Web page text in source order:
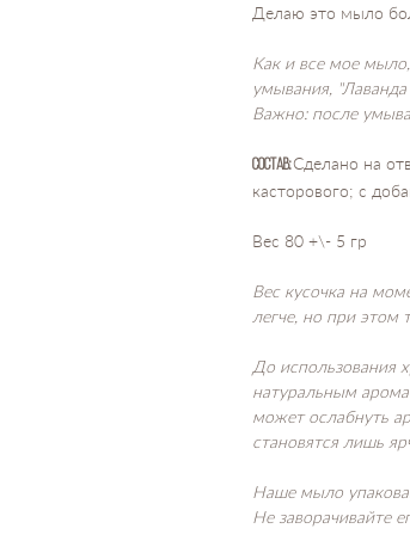
Делаю это мыло
Как и все мое
умывания,
Важно: после
Состав:Сделано на
касторового; с
Вес 80 +\- 5 гр
Вес кусочка на
легче, но при этом
До использования
натуральным
может ослабнуть
становятся лишь
Наше мыло
Не заворачивайте